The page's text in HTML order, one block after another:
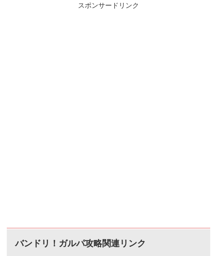
に映る花は］。今回は、白鷺千聖 星4［瞳に映る花は］
スポンサードリンク
バンドリ！ガルパ攻略関連リンク